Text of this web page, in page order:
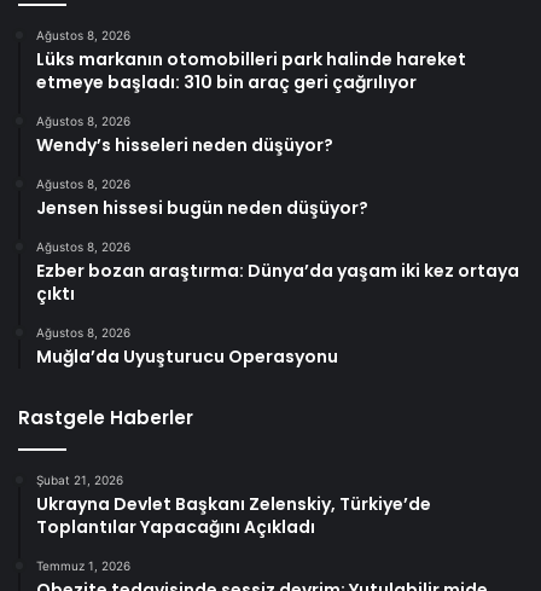
Ağustos 8, 2026
Lüks markanın otomobilleri park halinde hareket
etmeye başladı: 310 bin araç geri çağrılıyor
Ağustos 8, 2026
Wendy’s hisseleri neden düşüyor?
Ağustos 8, 2026
Jensen hissesi bugün neden düşüyor?
Ağustos 8, 2026
Ezber bozan araştırma: Dünya’da yaşam iki kez ortaya
çıktı
Ağustos 8, 2026
Muğla’da Uyuşturucu Operasyonu
Rastgele Haberler
Şubat 21, 2026
Ukrayna Devlet Başkanı Zelenskiy, Türkiye’de
Toplantılar Yapacağını Açıkladı
Temmuz 1, 2026